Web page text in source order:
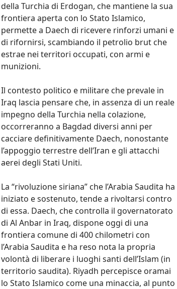
della Turchia di Erdogan, che mantiene la sua
frontiera aperta con lo Stato Islamico,
permette a Daech di ricevere rinforzi umani e
di rifornirsi, scambiando il petrolio brut che
estrae nei territori occupati, con armi e
munizioni.
Il contesto politico e militare che prevale in
Iraq lascia pensare che, in assenza di un reale
impegno della Turchia nella colazione,
occorreranno a Bagdad diversi anni per
cacciare definitivamente Daech, nonostante
l’appoggio terrestre dell’Iran e gli attacchi
aerei degli Stati Uniti.
La “rivoluzione siriana” che l’Arabia Saudita ha
iniziato e sostenuto, tende a rivoltarsi contro
di essa. Daech, che controlla il governatorato
di Al Anbar in Iraq, dispone oggi di una
frontiera comune di 400 chilometri con
l’Arabia Saudita e ha reso nota la propria
volontà di liberare i luoghi santi dell’Islam (in
territorio saudita). Riyadh percepisce oramai
lo Stato Islamico come una minaccia, al punto